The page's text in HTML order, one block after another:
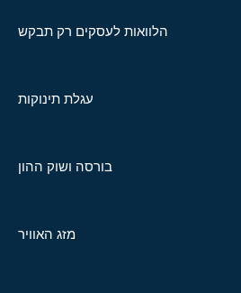
הלוואות לעסקים רק תבקש
עגלת תינוקות
בורסה ושוק ההון
מזג האוויר